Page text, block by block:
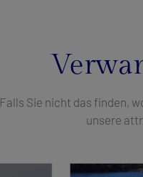
Falls Sie nicht das finden,
unsere